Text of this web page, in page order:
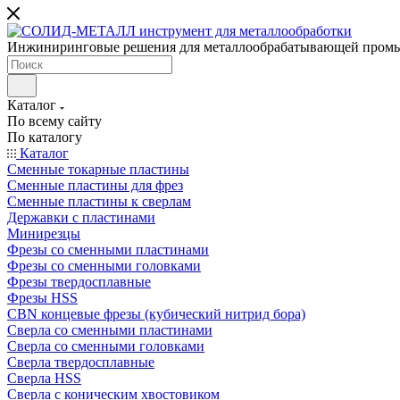
Инжиниринговые решения для металлообрабатывающей
Каталог
По всему сайту
По каталогу
Каталог
Сменные токарные пластины
Сменные пластины для фрез
Сменные пластины к сверлам
Державки с пластинами
Минирезцы
Фрезы со сменными пластинами
Фрезы со сменными головками
Фрезы твердосплавные
Фрезы HSS
CBN концевые фрезы (кубический нитрид бора)
Сверла со сменными пластинами
Сверла со сменными головками
Сверла твердосплавные
Сверла HSS
Сверла с коническим хвостовиком